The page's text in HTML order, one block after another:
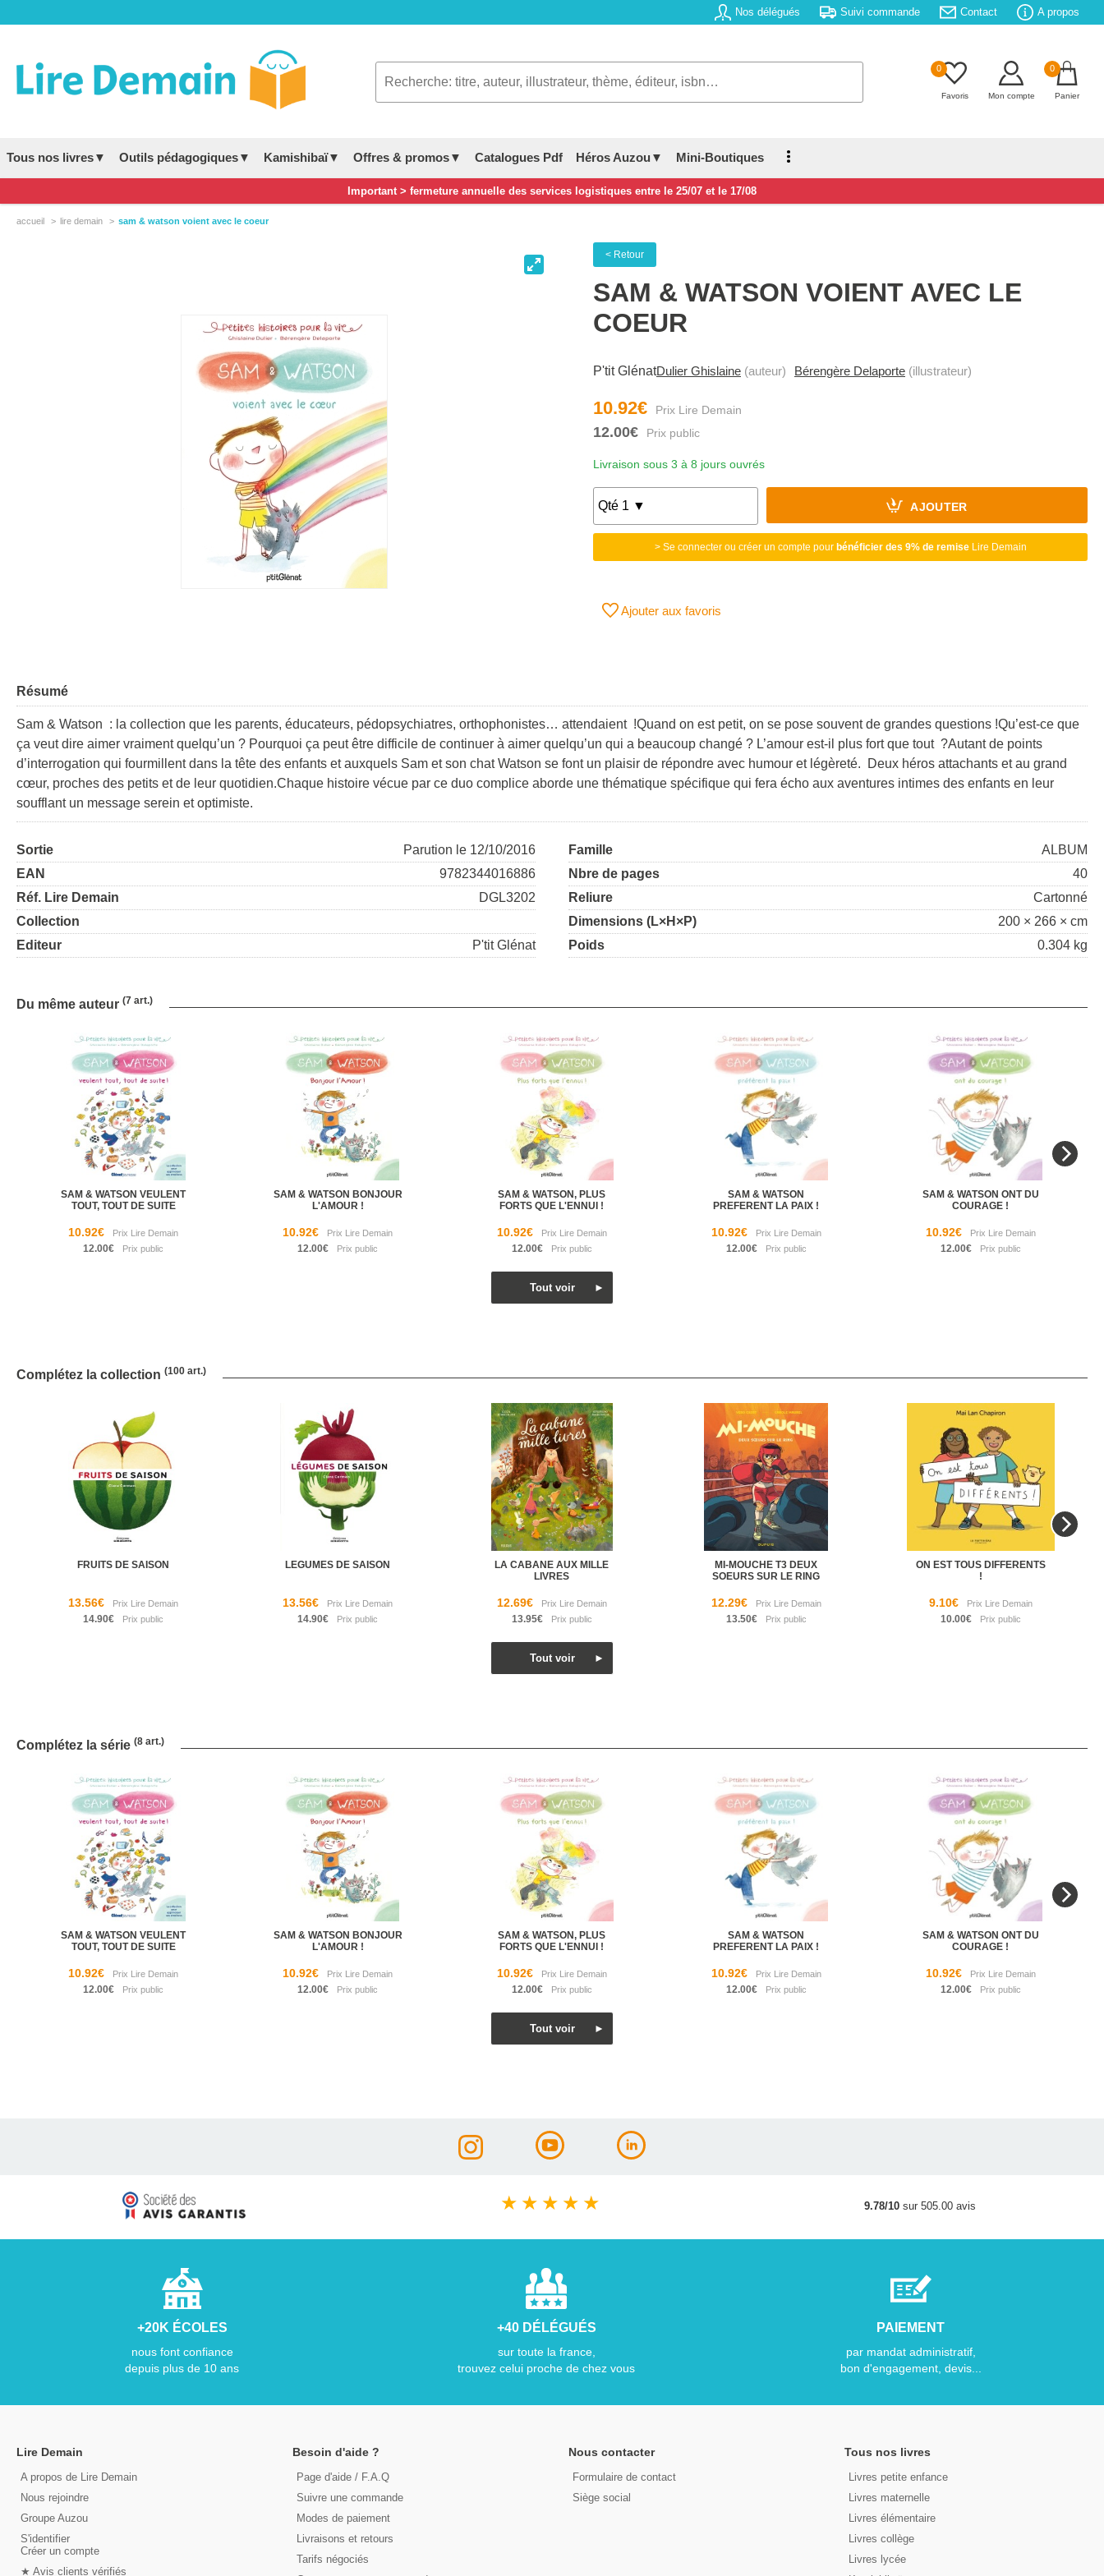
Nos délégués Suivi commande Contact A propos
0
Favoris Mon compte
0
Panier
Tous nos livres▼ Outils pédagogiques▼ Kamishibaï▼ Offres & promos▼ Catalogues Pdf Héros Auzou▼ Mini-Boutiques
Important > fermeture annuelle des services logistiques entre le 25/07 et le 17/08
accueil lire demain sam & watson voient avec le coeur
< Retour
SAM & WATSON VOIENT AVEC LE
COEUR
P'tit GlénatDulier Ghislaine (auteur) Bérengère Delaporte (illustrateur)
10.92€
12.00€
Livraison sous 3 à 8 jours ouvrés
AJOUTER
> Se connecter ou créer un compte pour bénéficier des 9% de remiseLire Demain
Ajouter aux favoris
Résumé
Sam & Watson : la collection que les parents, éducateurs, pédopsychiatres, orthophonistes… attendaient !Quand on est petit, on se pose souvent de grandes questions !Qu’est-ce que
ça veut dire aimer vraiment quelqu’un ? Pourquoi ça peut être difficile de continuer à aimer quelqu’un qui a beaucoup changé ? L’amour est-il plus fort que tout ?Autant de points
d’interrogation qui fourmillent dans la tête des enfants et auxquels Sam et son chat Watson se font un plaisir de répondre avec humour et légèreté. Deux héros attachants et au grand
cœur, proches des petits et de leur quotidien.Chaque histoire vécue par ce duo complice aborde une thématique spécifique qui fera écho aux aventures intimes des enfants en leur
soufflant un message serein et optimiste.
Sortie
Parution le 12/10/2016
EAN
9782344016886
Réf. Lire Demain
DGL3202
Collection
Editeur
P'tit Glénat
Famille
ALBUM
Nbre de pages
40
Reliure
Cartonné
Dimensions (L×H×P)
200 × 266 × cm
Poids
0.304 kg
Du même auteur (7 art.)
SAM & WATSON VEULENT
TOUT, TOUT DE SUITE
10.92€
12.00€
SAM & WATSON BONJOUR
L'AMOUR !
10.92€
12.00€
SAM & WATSON, PLUS
FORTS QUE L'ENNUI !
10.92€
12.00€
SAM & WATSON
PREFERENT LA PAIX !
10.92€
12.00€
SAM & WATSON ONT DU
COURAGE !
10.92€
12.00€
Complétez la collection (100 art.)
FRUITS DE SAISON
13.56€
14.90€
LEGUMES DE SAISON
13.56€
14.90€
LA CABANE AUX MILLE
LIVRES
12.69€
13.95€
MI-MOUCHE T3 DEUX
SOEURS SUR LE RING
12.29€
13.50€
ON EST TOUS DIFFERENTS
!
9.10€
10.00€
Complétez la série (8 art.)
SAM & WATSON VEULENT
TOUT, TOUT DE SUITE
10.92€
12.00€
SAM & WATSON BONJOUR
L'AMOUR !
10.92€
12.00€
SAM & WATSON, PLUS
FORTS QUE L'ENNUI !
10.92€
12.00€
SAM & WATSON
PREFERENT LA PAIX !
10.92€
12.00€
SAM & WATSON ONT DU
COURAGE !
10.92€
12.00€
★ ★ ★ ★ ★ 9.78/10sur 505.00 avis
+20K ÉCOLES
nous font confiance
depuis plus de 10 ans
+40 DÉLÉGUÉS
sur toute la france,
trouvez celui proche de chez vous
PAIEMENT
par mandat administratif,
bon d'engagement, devis...
Lire Demain
A propos de Lire Demain
Nous rejoindre
Groupe Auzou
S'identifier
Créer un compte
★ Avis clients vérifiés
Besoin d'aide ?
Page d'aide / F.A.Q
Suivre une commande
Modes de paiement
Livraisons et retours
Tarifs négociés
Nous contacter
Formulaire de contact
Siège social
Tous nos livres
Livres petite enfance
Livres maternelle
Livres élémentaire
Livres collège
Livres lycée